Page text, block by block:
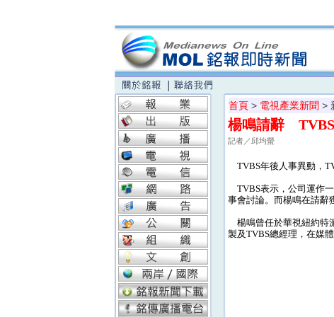
首頁 > 電視產業新聞 >
楊鳴請辭 TVBS
記者／邱均螢
TVBS年後人事異動，
TVBS表示，公司運作
事會討論。而楊鳴在請辭
楊鳴曾任於華視紐約特
製及TVBS總經理，在媒